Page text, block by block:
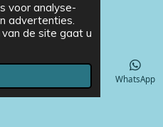
voor analyse-
advertenties.
de site gaat u
WhatsApp